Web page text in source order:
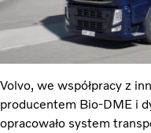
Volvo, we współpracy z
producentem Bio-DME i
opracowało system